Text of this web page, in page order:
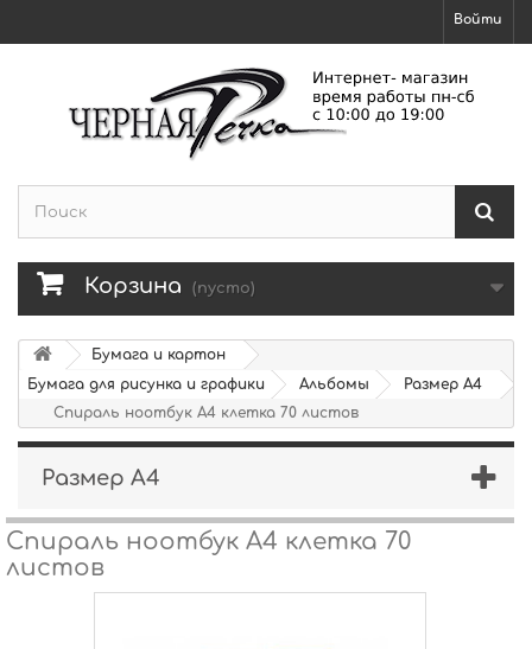
Войти
Корзина (пусто)
Бумага и картон
Бумага для рисунка и графики
Альбомы
Размер А4
Спираль ноотбук А4 клетка 70 листов
Размер А4
Спираль ноотбук А4 клетка 70
листов